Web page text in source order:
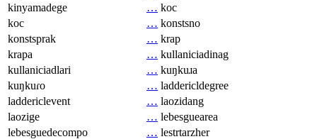
kinyamadege
… koc
koc
… konstsno
konstsprak
… krap
krapa
… kullaniciadinag
kullaniciadlari
… kuŋkuɹa
kuŋkuɾo
… laddericldegree
laddericlevent
… laozidang
laozige
… lebesguearea
lebesguedecompo
… lestrtarzher